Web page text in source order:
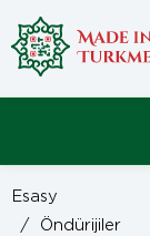
Esasy
/
Öndürijiler